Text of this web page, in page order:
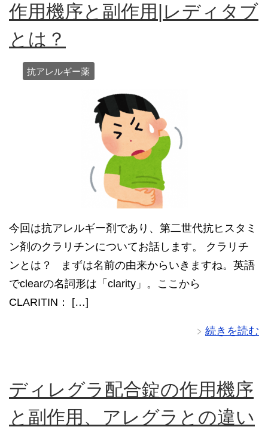
作用機序と副作用|レディタブ
とは？
抗アレルギー薬
今回は抗アレルギー剤であり、第二世代抗ヒスタミ
ン剤のクラリチンについてお話します。 クラリチ
ンとは？ まずは名前の由来からいきますね。英語
でclearの名詞形は「clarity」。ここから
CLARITIN： […]
続きを読む
ディレグラ配合錠の作用機序
と副作用、アレグラとの違い